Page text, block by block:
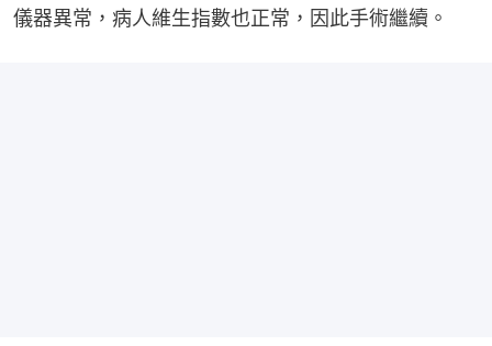
儀器異常，病人維生指數也正常，因此手術繼續。